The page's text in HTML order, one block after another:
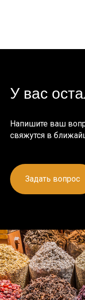
У вас
Напишите ваш
свяжутся в
Задать вопрос